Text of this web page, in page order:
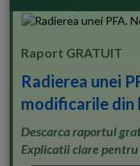
Raport GRATUIT
Radierea unei
modificarile din
Descarca raportul
Explicatii clare